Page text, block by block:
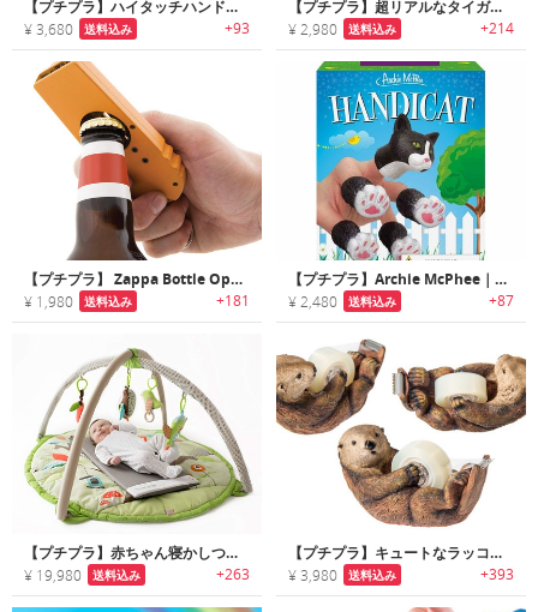
【プチプラ】ハイタッチハンド型フック
¥ 3,680 送料込み +93
【プチプラ】超リアルなタイガーピロークッション
¥ 2,980 送料込み +214
【プチプラ】 Zappa Bottle Opener｜キャップランチャーとしても遊べるボトルオープナー
¥ 1,980 送料込み +181
【プチプラ】Archie McPhee｜猫モチーフのフィンガーパペット
¥ 2,480 送料込み +87
【プチプラ】赤ちゃん寝かしつけ用バイブレーションマット「トランキロマット」
¥ 19,980 送料込み +263
【プチプラ】キュートなラッコモチーフのテープディスペンサー
¥ 3,980 送料込み +393